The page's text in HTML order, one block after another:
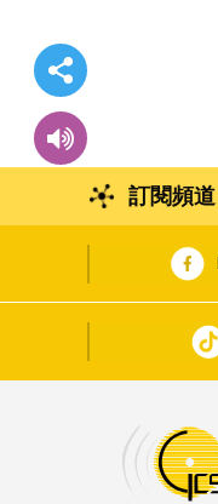
訂閱頻道